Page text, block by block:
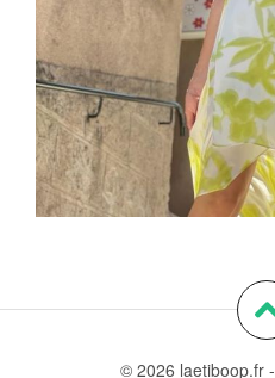
© 2026 laetiboop.fr -